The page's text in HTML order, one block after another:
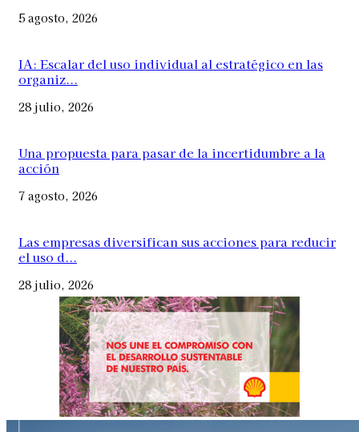
5 agosto, 2026
IA: Escalar del uso individual al estratégico en las
organiz...
28 julio, 2026
Una propuesta para pasar de la incertidumbre a la
acción
7 agosto, 2026
Las empresas diversifican sus acciones para reducir
el uso d...
28 julio, 2026